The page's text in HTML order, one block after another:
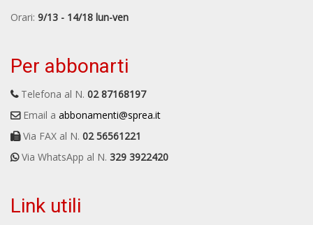
Orari: 9/13 - 14/18 lun-ven
Per abbonarti
Telefona al N. 02 87168197
Email a abbonamenti@sprea.it
Via FAX al N. 02 56561221
Via WhatsApp al N. 329 3922420
Link utili